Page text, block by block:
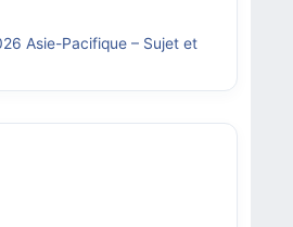
Asie-Pacifique – Sujet et